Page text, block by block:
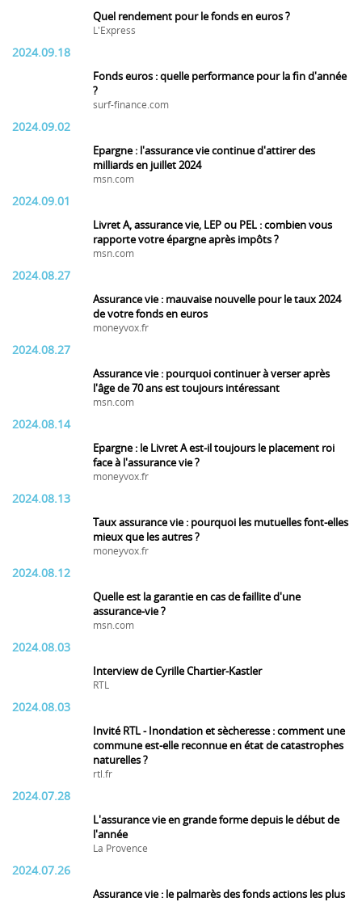
Quel rendement pour le fonds en euros ?
L'Express
2024.09.18
Fonds euros : quelle performance pour la fin d'année
?
surf-finance.com
2024.09.02
Epargne : l'assurance vie continue d'attirer des
milliards en juillet 2024
msn.com
2024.09.01
Livret A, assurance vie, LEP ou PEL : combien vous
rapporte votre épargne après impôts ?
msn.com
2024.08.27
Assurance vie : mauvaise nouvelle pour le taux 2024
de votre fonds en euros
moneyvox.fr
2024.08.27
Assurance vie : pourquoi continuer à verser après
l'âge de 70 ans est toujours intéressant
msn.com
2024.08.14
Epargne : le Livret A est-il toujours le placement roi
face à l'assurance vie ?
moneyvox.fr
2024.08.13
Taux assurance vie : pourquoi les mutuelles font-elles
mieux que les autres ?
moneyvox.fr
2024.08.12
Quelle est la garantie en cas de faillite d'une
assurance-vie ?
msn.com
2024.08.03
Interview de Cyrille Chartier-Kastler
RTL
2024.08.03
Invité RTL - Inondation et sècheresse : comment une
commune est-elle reconnue en état de catastrophes
naturelles ?
rtl.fr
2024.07.28
L'assurance vie en grande forme depuis le début de
l'année
La Provence
2024.07.26
Assurance vie : le palmarès des fonds actions les plus